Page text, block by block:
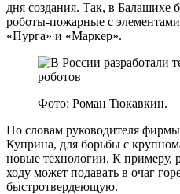
дня создания. Так, в Балашихе
роботы-пожарные с элементами
«Пурга» и «Маркер».
Фото: Роман Тюкавкин.
По словам руководителя
Куприна, для борьбы с
новые технологии. К примеру,
ходу может подавать в очаг
быстротвердеющую.